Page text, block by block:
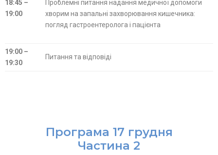
18:45 –
19:00
Проблемні питання надання медичної допомоги
хворим на запальні захворювання кишечника:
погляд гастроентеролога і пацієнта
19:00 –
19:30
Питання та відповіді
Програма 17 грудня
Частина 2